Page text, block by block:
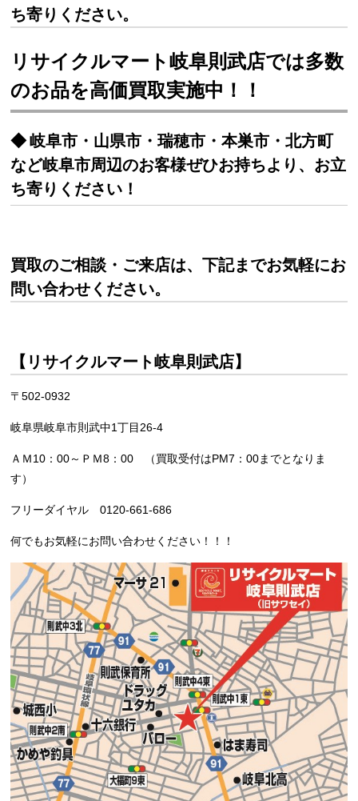
ち寄りください。
リサイクルマート岐阜則武店では多数
のお品を高価買取実施中！！
岐阜市・山県市・瑞穂市・本巣市・北方町
など岐阜市周辺のお客様ぜひお持ちより、お立
ち寄りください！
買取のご相談・ご来店は、下記までお気軽にお
問い合わせください。
【リサイクルマート岐阜則武店】
〒502-0932
岐阜県岐阜市則武中1丁目26-4
ＡＭ10：00～ＰＭ8：00 （買取受付はPM7：00までとなりま
す）
フリーダイヤル 0120-661-686
何でもお気軽にお問い合わせください！！！